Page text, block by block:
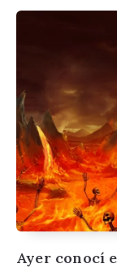
Ayer conocí